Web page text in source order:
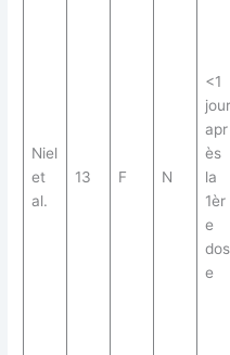
Niel
et
al.
13 F N
<1
jour
apr
ès
la
1èr
e
dos
e